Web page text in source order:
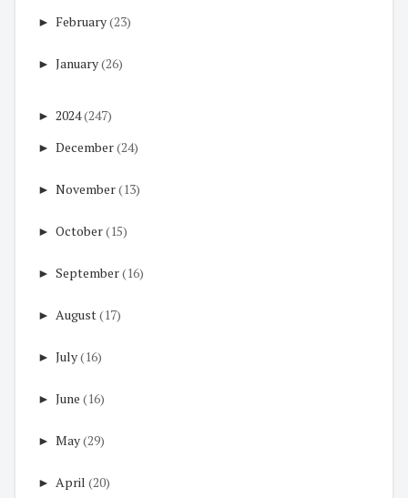
► February(23)
► January(26)
► 2024(247)
► December(24)
► November(13)
► October(15)
► September(16)
► August(17)
► July(16)
► June (16)
► May(29)
► April (20)